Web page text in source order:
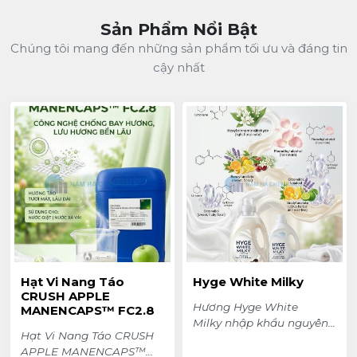
Sản Phẩm Nổi Bật
Chúng tôi mang đến những sản phẩm tối ưu và đáng tin
cậy nhất
Hạt Vi Nang Táo
CRUSH APPLE
MANENCAPS™ FC2.8
Hạt Vi Nang Táo CRUSH
APPLE MANENCAPS™
Hyge White Milky
Hương Hyge White
Milky nhập khẩu nguyên